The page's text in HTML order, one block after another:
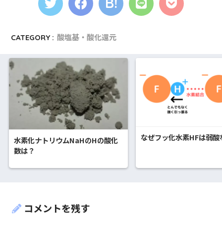
CATEGORY : 酸塩基・酸化還元
水素化ナトリウムNaHのHの酸化
数は？
なぜフッ化水素HFは弱酸
コメントを残す